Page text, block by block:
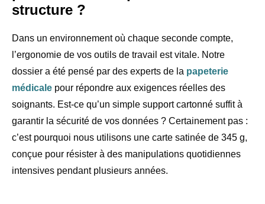
structure ?
Dans un environnement où chaque seconde compte,
l’ergonomie de vos outils de travail est vitale. Notre
dossier a été pensé par des experts de la papeterie
médicale pour répondre aux exigences réelles des
soignants. Est-ce qu’un simple support cartonné suffit à
garantir la sécurité de vos données ? Certainement pas :
c’est pourquoi nous utilisons une carte satinée de 345 g,
conçue pour résister à des manipulations quotidiennes
intensives pendant plusieurs années.